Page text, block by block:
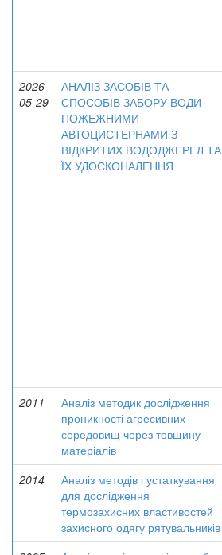
2026-
05-29
АНАЛІЗ ЗАСОБІВ ТА
СПОСОБІВ ЗАБОРУ ВОДИ
ПОЖЕЖНИМИ
АВТОЦИСТЕРНАМИ З
ВІДКРИТИХ ВОДОДЖЕРЕЛ ТА
ЇХ УДОСКОНАЛЕННЯ
2011
Аналіз методик дослідження
проникності агресивних
середовищ через товщину
матеріалів
2014
Аналіз методів і устаткування
для дослідження
термозахисних властивостей
захисного одягу рятувальників